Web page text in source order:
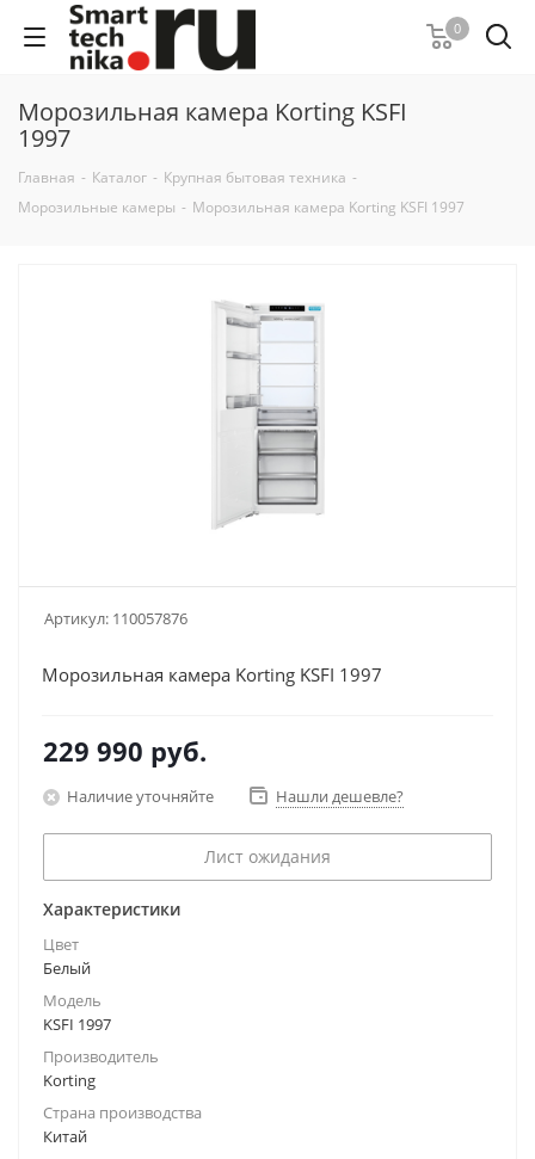
0
Морозильная камера Korting KSFI
1997
Главная - Каталог - Крупная бытовая техника -
Морозильные камеры - Морозильная камера Korting KSFI 1997
Артикул: 110057876
Морозильная камера Korting KSFI 1997
229 990 руб.
Наличие уточняйте Нашли дешевле?
Лист ожидания
Характеристики
Цвет
Белый
Модель
KSFI 1997
Производитель
Korting
Страна производства
Китай